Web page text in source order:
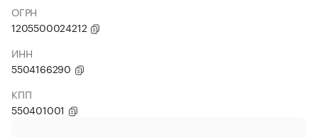
ОГРН
1205500024212
ИНН
5504166290
КПП
550401001